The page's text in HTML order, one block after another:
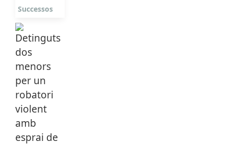
Successos